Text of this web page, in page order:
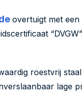
overtuigt met
roestvrij
lage